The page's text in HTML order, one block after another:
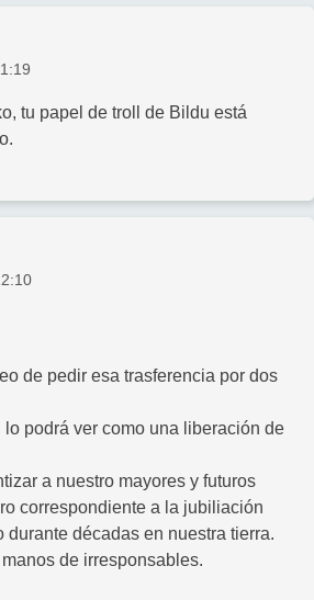
tu papel de troll de Bildu está
de pedir esa trasferencia por dos
podrá ver como una liberación de
a nuestro mayores y futuros
correspondiente a la jubiliación
durante décadas en nuestra tierra.
de irresponsables.